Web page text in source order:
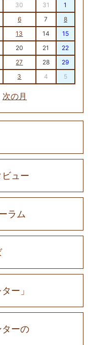
30 31
1
6 7
8
13 14
15
20 21
22
27 28
29
3 4 5
次の月
ュー
ラム
ー」
ーの